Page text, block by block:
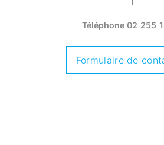
Téléphone 02 255
Formulaire de